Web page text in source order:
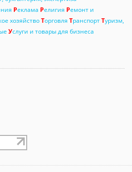
Реклама Религия Ремонт и
хозяйствоТорговля ТранспортТуризм,
Услуги и товары для бизнеса